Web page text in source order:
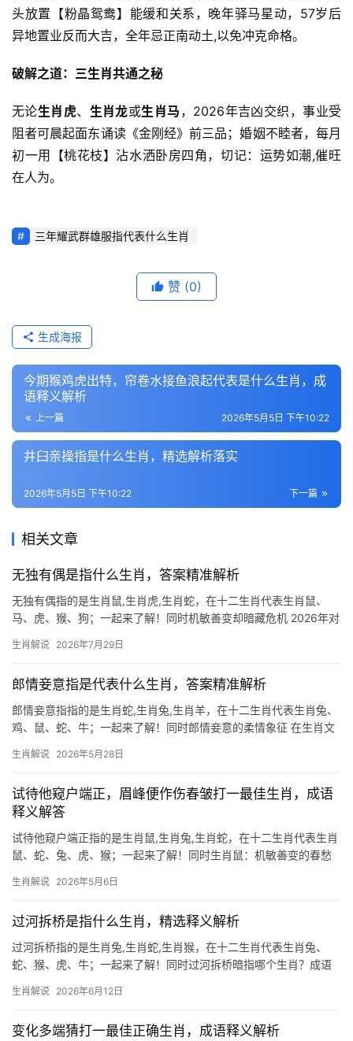
头放置【粉晶鸳鸯】能缓和关系，晚年驿马星动，57岁后
异地置业反而大吉，全年忌正南动土,以免冲克命格。
破解之道：三生肖共通之秘
无论生肖虎、 生肖龙或生肖马 ，2026年吉凶交织，事业受
阻者可晨起面东诵读《金刚经》前三品；婚姻不睦者，每月
初一用【桃花枝】沾水洒卧房四角，切记：运势如潮,催旺
在人为。
三年耀武群雄服指代表什么生肖
赞 (0)
生成海报
今期猴鸡虎出特，帘卷水接鱼浪起代表是什么生肖，成
语释义解析
上一篇 2026年5月5日 下午10:22
井臼亲操指是什么生肖，精选解析落实
下一篇
2026年5月5日 下午10:22
相关文章
无独有偶是指什么生肖，答案精准解析
无独有偶指的是生肖鼠,生肖虎,生肖蛇，在十二生肖代表生肖鼠、
马、虎、猴、狗；一起来了解！同时机敏善变却暗藏危机 2026年对
新项目启动极为难得，但下半年易遭小人打压，团队停滞束手无
生肖解说 2026年7月29日
郎情妾意指是代表什么生肖，答案精准解析
郎情妾意指指的是生肖蛇,生肖兔,生肖羊，在十二生肖代表生肖兔、
鸡、鼠、蛇、牛；一起来了解！同时郎情妾意的柔情象征 在生肖文
雅，与爱情中的缠绵悱恻极为契合，2026年对生肖兔而言，感情运
生肖解说 2026年5月28日
试待他窥户端正，眉峰便作伤春皱打一最佳生肖，成语
释义解答
试待他窥户端正指的是生肖鼠,生肖兔,生肖蛇，在十二生肖代表生肖
鼠、蛇、兔、虎、猴；一起来了解！同时生肖鼠：机敏善变的春愁
细腻，易感时伤怀，鼠年出生者天生敏感，尤其下半年水星逆行
生肖解说 2026年5月6日
过河拆桥是指什么生肖，精选释义解析
过河拆桥指的是生肖兔,生肖蛇,生肖猴，在十二生肖代表生肖兔、
蛇、猴、虎、牛；一起来了解！同时过河拆桥暗指哪个生肖？成语
机敏，但亦有狡黠一面，古人认为其擅借势而为，事成后却易翻脸
生肖解说 2026年6月12日
变化多端猜打一最佳正确生肖，成语释义解析